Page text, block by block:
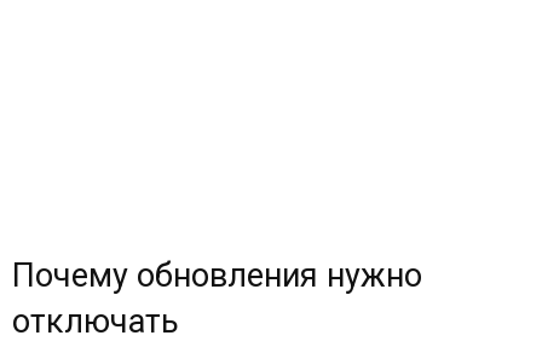
Почему обновления нужно
отключать